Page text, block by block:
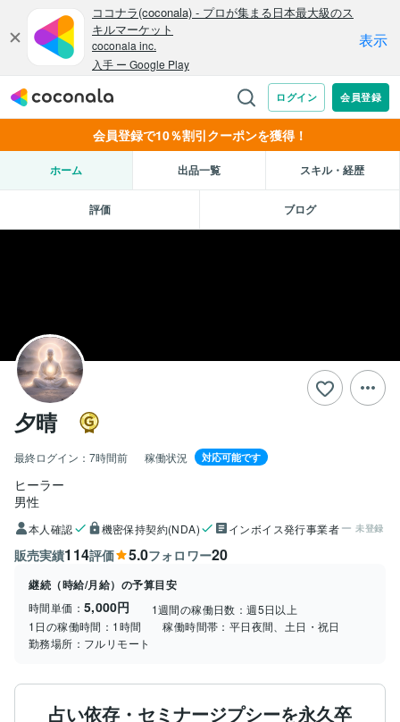
会員登録で10％割引クーポンを獲得！
ホーム 出品一覧 スキル・経歴
評価 ブログ
夕晴
最終ログイン： 7時間前 稼働状況 対応可能です
ヒーラー
男性
本人確認 機密保持契約(NDA) インボイス発行事業者 未登録
販売実績114評価 5.0フォロワー20
継続（時給/月給）の予算目安
時間単価： 5,000円 1週間の稼働日数：週5日以上
1日の稼働時間： 1時間 稼働時間帯： 平日夜間、土日・祝日
勤務場所： フルリモート
占い依存・セミナージプシーを永久卒